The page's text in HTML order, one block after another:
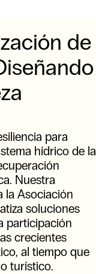
de
para
hídrico de la
Nuestra
la Asociación
soluciones
participación
crecientes
al tiempo que
turístico.